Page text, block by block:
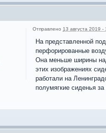
Отправлено 13 августа 2019 -
На представленной
перфорированные
Она меньше ширины
этих изображениях
работали на
полумягкие сиденья за